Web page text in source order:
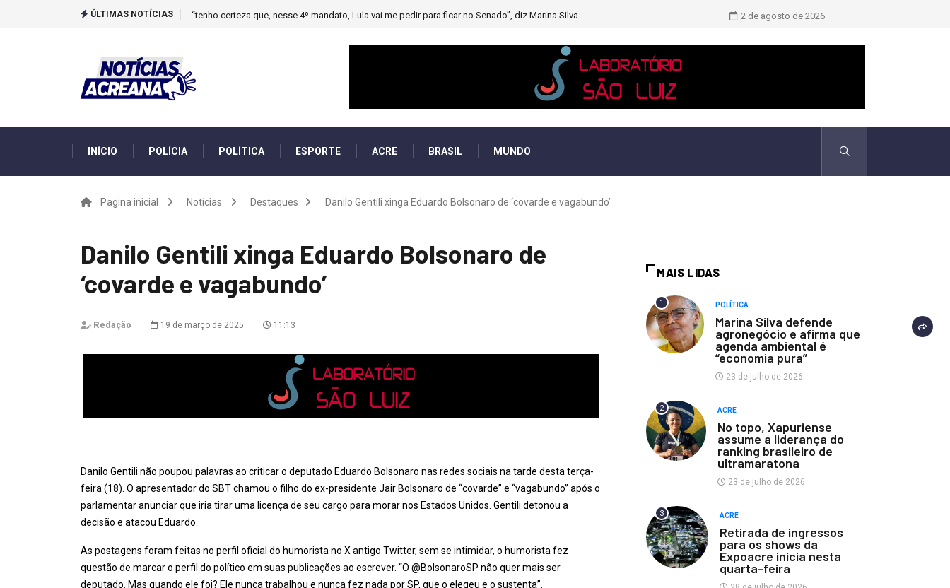
ÚLTIMAS NOTÍCIAS “tenho certeza que, nesse 4º mandato, Lula vai me pedir para ficar no Senado”, diz Marina Silva Novo boletim indica El Niño ‘muito
2 de agosto de 2026
INÍCIO POLÍCIA POLÍTICA ESPORTE ACRE BRASIL MUNDO
Pagina inicial Notícias Destaques Danilo Gentili xinga Eduardo Bolsonaro de ‘covarde e vagabundo’
Danilo Gentili xinga Eduardo Bolsonaro de
‘covarde e vagabundo’
Redação 19 de março de 2025 11:13
Danilo Gentili não poupou palavras ao criticar o deputado Eduardo Bolsonaro nas redes sociais na tarde desta terça-
feira (18). O apresentador do SBT chamou o filho do ex-presidente Jair Bolsonaro de “covarde” e “vagabundo” após o
parlamentar anunciar que iria tirar uma licença de seu cargo para morar nos Estados Unidos. Gentili detonou a
decisão e atacou Eduardo.
As postagens foram feitas no perfil oficial do humorista no X antigo Twitter, sem se intimidar, o humorista fez
questão de marcar o perfil do político em suas publicações ao escrever. “O @BolsonaroSP não quer mais ser
deputado. Mas quando ele foi? Ele nunca trabalhou e nunca fez nada por SP, que o elegeu e o sustenta”.
MAIS LIDAS
1 POLÍTICA
Marina Silva defende
agronegócio e afirma que
agenda ambiental é
“economia pura”
23 de julho de 2026
2 ACRE
No topo, Xapuriense
assume a liderança do
ranking brasileiro de
ultramaratona
23 de julho de 2026
3 ACRE
Retirada de ingressos
para os shows da
Expoacre inicia nesta
quarta-feira